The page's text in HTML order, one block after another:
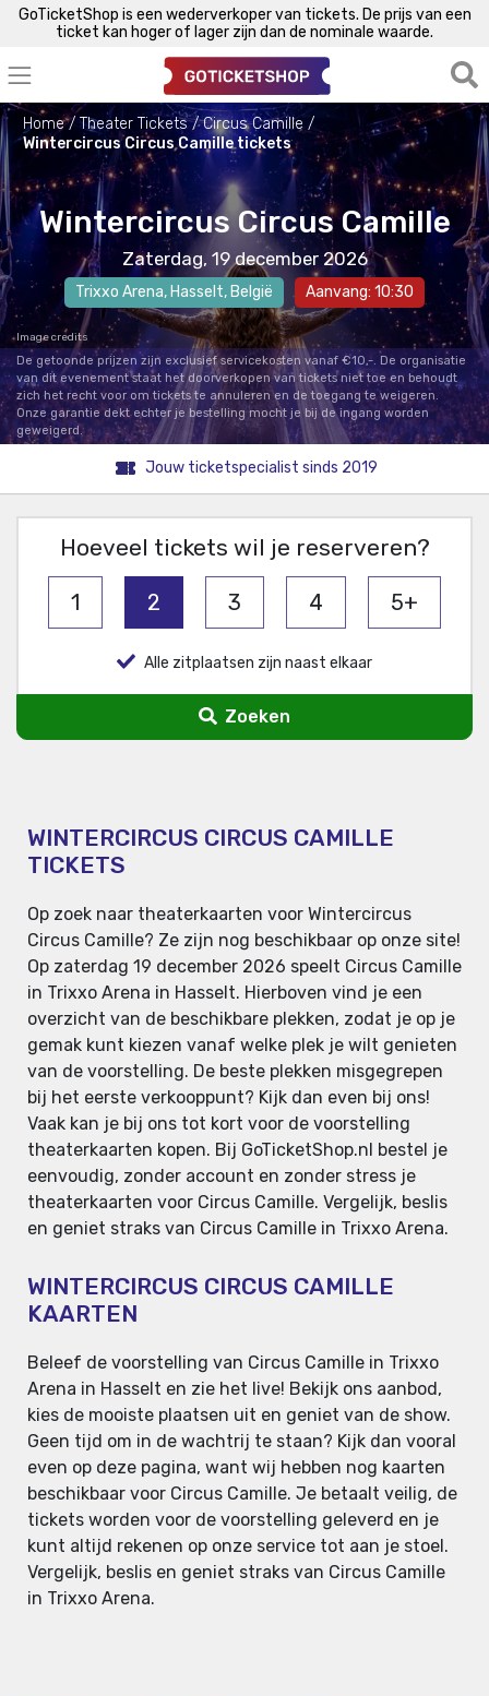
GoTicketShop is een wederverkoper van tickets. De prijs van een
ticket kan hoger of lager zijn dan de nominale waarde.
Home Theater Tickets
Circus Camille
Wintercircus Circus Camille tickets
Wintercircus Circus Camille
Zaterdag, 19 december 2026
Trixxo Arena, Hasselt, België Aanvang: 10:30
Image credits
De getoonde prijzen zijn exclusief servicekosten vanaf €10,-. De organisatie
van dit evenement staat het doorverkopen van tickets niet toe en behoudt
zich het recht voor om tickets te annuleren en de toegang te weigeren.
Onze garantie dekt echter je bestelling mocht je bij de ingang worden
geweigerd.
Jouw ticketspecialist sinds 2019
Hoeveel tickets wil je reserveren?
1 2 3 4 5+
Alle zitplaatsen zijn naast elkaar
Zoeken
WINTERCIRCUS CIRCUS CAMILLE
TICKETS
Op zoek naar theaterkaarten voor Wintercircus
Circus Camille? Ze zijn nog beschikbaar op onze site!
Op zaterdag 19 december 2026 speelt Circus Camille
in Trixxo Arena in Hasselt. Hierboven vind je een
overzicht van de beschikbare plekken, zodat je op je
gemak kunt kiezen vanaf welke plek je wilt genieten
van de voorstelling. De beste plekken misgegrepen
bij het eerste verkooppunt? Kijk dan even bij ons!
Vaak kan je bij ons tot kort voor de voorstelling
theaterkaarten kopen. Bij GoTicketShop.nl bestel je
eenvoudig, zonder account en zonder stress je
theaterkaarten voor Circus Camille. Vergelijk, beslis
en geniet straks van Circus Camille in Trixxo Arena.
WINTERCIRCUS CIRCUS CAMILLE
KAARTEN
Beleef de voorstelling van Circus Camille in Trixxo
Arena in Hasselt en zie het live! Bekijk ons aanbod,
kies de mooiste plaatsen uit en geniet van de show.
Geen tijd om in de wachtrij te staan? Kijk dan vooral
even op deze pagina, want wij hebben nog kaarten
beschikbaar voor Circus Camille. Je betaalt veilig, de
tickets worden voor de voorstelling geleverd en je
kunt altijd rekenen op onze service tot aan je stoel.
Vergelijk, beslis en geniet straks van Circus Camille
in Trixxo Arena.